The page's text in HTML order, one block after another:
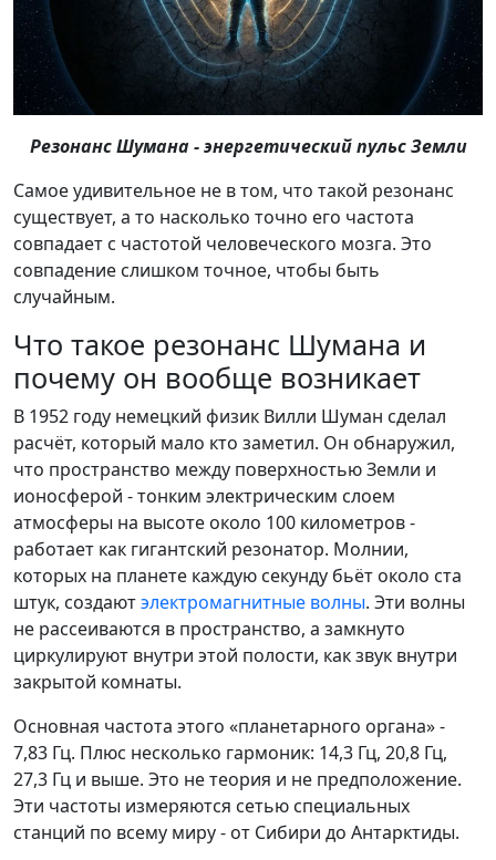
Резонанс Шумана - энергетический пульс Земли
Самое удивительное не в том, что такой резонанс
существует, а то насколько точно его частота
совпадает с частотой человеческого мозга. Это
совпадение слишком точное, чтобы быть
случайным.
Что такое резонанс Шумана и
почему он вообще возникает
В 1952 году немецкий физик Вилли Шуман сделал
расчёт, который мало кто заметил. Он обнаружил,
что пространство между поверхностью Земли и
ионосферой - тонким электрическим слоем
атмосферы на высоте около 100 километров -
работает как гигантский резонатор. Молнии,
которых на планете каждую секунду бьёт около ста
штук, создаютэлектромагнитные волны. Эти волны
не рассеиваются в пространство, а замкнуто
циркулируют внутри этой полости, как звук внутри
закрытой комнаты.
Основная частота этого «планетарного органа» -
7,83 Гц. Плюс несколько гармоник: 14,3 Гц, 20,8 Гц,
27,3 Гц и выше. Это не теория и не предположение.
Эти частоты измеряются сетью специальных
станций по всему миру - от Сибири до Антарктиды.